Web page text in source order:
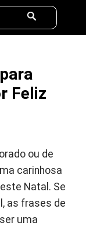
Feliz
ou de
carinhosa
Natal. Se
as frases de
uma